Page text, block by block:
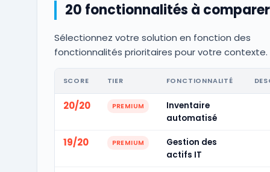
20 fonctionnalités à comparer
Sélectionnez votre solution en fonction des
fonctionnalités prioritaires pour votre contexte.
SCORE TIER FONCTIONNALITÉ
20/20 PREMIUM
Inventaire
automatisé
19/20 PREMIUM
Gestion des
actifs IT